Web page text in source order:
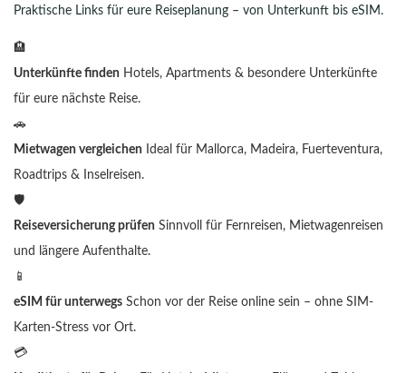
Praktische Links für eure Reiseplanung – von Unterkunft bis eSIM.
🏨
Unterkünfte finden Hotels, Apartments & besondere Unterkünfte
für eure nächste Reise.
🚗
Mietwagen vergleichen
Ideal für Mallorca, Madeira, Fuerteventura,
Roadtrips & Inselreisen.
🛡️
Reiseversicherung prüfen Sinnvoll für Fernreisen, Mietwagenreisen
und längere Aufenthalte.
📱
eSIM für unterwegs Schon vor der Reise online sein – ohne SIM-
Karten-Stress vor Ort.
💳